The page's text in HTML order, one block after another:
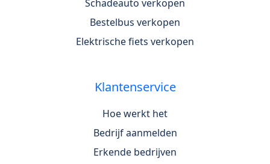
Schadeauto verkopen
Bestelbus verkopen
Elektrische fiets verkopen
Klantenservice
Hoe werkt het
Bedrijf aanmelden
Erkende bedrijven